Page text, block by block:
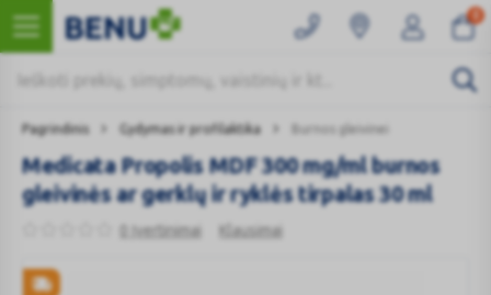
0
Pagrindinis Gydymas ir profilaktika Burnos gleivinei
0 Įvertinimai Klausimai
Medicata Propolis MDF 300 mg/ml burnos
gleivinės ar gerklų ir ryklės tirpalas 30 ml